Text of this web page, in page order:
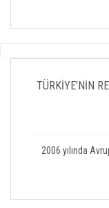
TÜRKİYE’NİN
2006 yılında